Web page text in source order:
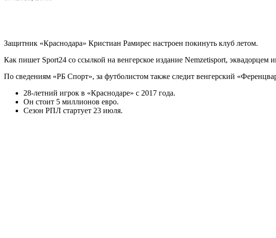
Защитник «Краснодара» Кристиан Рамирес настроен покинуть клуб летом.
Как пишет Sport24 cо ссылкой на венгерское издание Nemzetisport,
По сведениям «РБ Спорт», за футболистом также следит венгерский
28-летний игрок в «Краснодаре» с 2017 года.
Он стоит 5 миллионов евро.
Сезон РПЛ стартует 23 июля.